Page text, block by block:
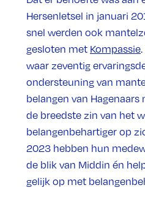
Hersenletsel in januari
snel werden ook
gesloten met Kompassie
waar zeventig
ondersteuning van
belangen van
de breedste zin van het
belangenbehartiger op
2023 hebben hun
de blik van Middin én
gelijk op met